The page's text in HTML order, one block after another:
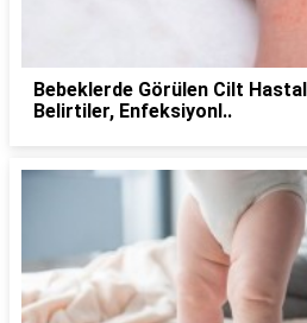
Bebeklerde Görülen Cilt
Belirtiler, Enfeksiyonl..